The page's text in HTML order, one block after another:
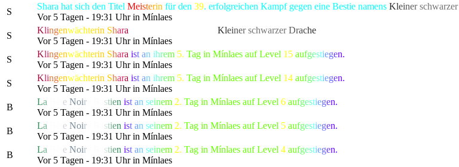
S
Shara hat sich den Titel Meisterin für den 39. erfolgreichen Kampf gegen eine Bestie namens Kleinerschwarzer
Vor 5 Tagen - 19:31 Uhr in Mínlaes
S
Klingenwächterin Shara Kleinerschwarzer Drache
Vor 5 Tagen - 19:31 Uhr in Mínlaes
S
Klingenwächterin Shara ist an ihrem 5. Tag in Mínlaes auf Level 15 aufgestiegen.
Vor 5 Tagen - 19:31 Uhr in Mínlaes
S
Klingenwächterin Shara ist an ihrem 5. Tag in Mínlaes auf Level 14 aufgestiegen.
Vor 5 Tagen - 19:31 Uhr in Mínlaes
B
La e Noir stien ist an seinem 2. Tag in Mínlaes auf Level 6 aufgestiegen.
Vor 5 Tagen - 19:31 Uhr in Mínlaes
B
La e Noir stien ist an seinem 2. Tag in Mínlaes auf Level 5 aufgestiegen.
Vor 5 Tagen - 19:31 Uhr in Mínlaes
B
La e Noir stien ist an seinem 2. Tag in Mínlaes auf Level 4 aufgestiegen.
Vor 5 Tagen - 19:31 Uhr in Mínlaes